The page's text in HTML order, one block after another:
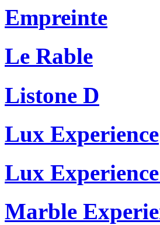
Empreinte
Le Rable
Listone D
Lux Experience
Lux
Marble